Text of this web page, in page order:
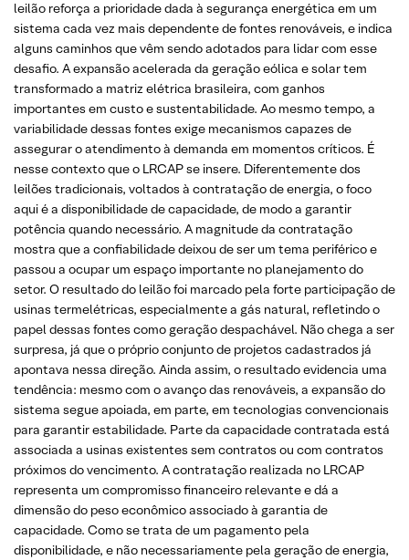
leilão reforça a prioridade dada à segurança energética em um
sistema cada vez mais dependente de fontes renováveis, e indica
alguns caminhos que vêm sendo adotados para lidar com esse
desafio. A expansão acelerada da geração eólica e solar tem
transformado a matriz elétrica brasileira, com ganhos
importantes em custo e sustentabilidade. Ao mesmo tempo, a
variabilidade dessas fontes exige mecanismos capazes de
assegurar o atendimento à demanda em momentos críticos. É
nesse contexto que o LRCAP se insere. Diferentemente dos
leilões tradicionais, voltados à contratação de energia, o foco
aqui é a disponibilidade de capacidade, de modo a garantir
potência quando necessário. A magnitude da contratação
mostra que a confiabilidade deixou de ser um tema periférico e
passou a ocupar um espaço importante no planejamento do
setor. O resultado do leilão foi marcado pela forte participação de
usinas termelétricas, especialmente a gás natural, refletindo o
papel dessas fontes como geração despachável. Não chega a ser
surpresa, já que o próprio conjunto de projetos cadastrados já
apontava nessa direção. Ainda assim, o resultado evidencia uma
tendência: mesmo com o avanço das renováveis, a expansão do
sistema segue apoiada, em parte, em tecnologias convencionais
para garantir estabilidade. Parte da capacidade contratada está
associada a usinas existentes sem contratos ou com contratos
próximos do vencimento. A contratação realizada no LRCAP
representa um compromisso financeiro relevante e dá a
dimensão do peso econômico associado à garantia de
capacidade. Como se trata de um pagamento pela
disponibilidade, e não necessariamente pela geração de energia,